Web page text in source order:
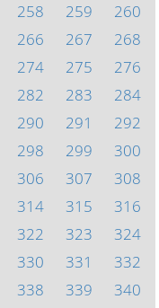
258 259
260
266 267
268
274 275
276
282 283
284
290 291
292
298 299
300
306 307
308
314 315
316
322 323
324
330 331
332
338 339
340